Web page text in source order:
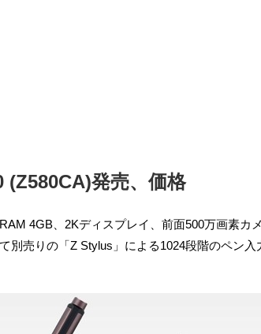
(Z580CA)発売、価格
4GB、2Kディスプレイ、前面500万画素カ
別売りの「Z Stylus」による1024段階のペン入